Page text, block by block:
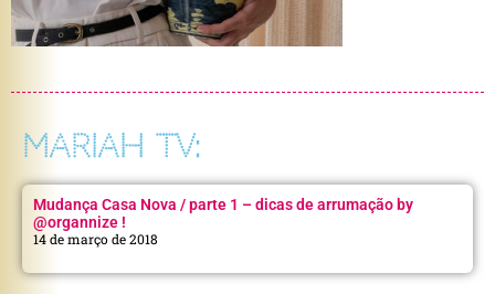
MARIAH TV:
Mudança Casa Nova / parte 1 – dicas de arrumação by
@organnize !
14 de março de 2018